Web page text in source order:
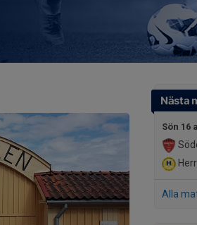
Nästa
Sön 16
Herr
Alla